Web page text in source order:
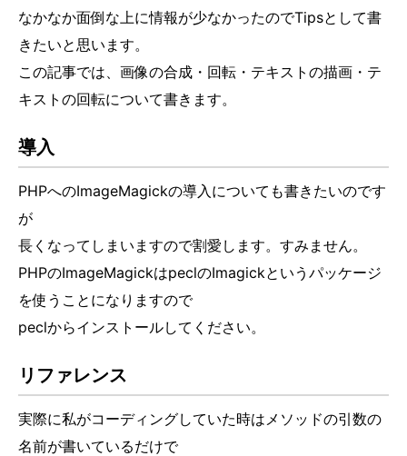
なかなか面倒な上に情報が少なかったのでTipsとして書
きたいと思います。
この記事では、画像の合成・回転・テキストの描画・テ
キストの回転について書きます。
導入
PHPへのImageMagickの導入についても書きたいのです
が
長くなってしまいますので割愛します。すみません。
PHPのImageMagickはpeclのImagickというパッケージ
を使うことになりますので
peclからインストールしてください。
リファレンス
実際に私がコーディングしていた時はメソッドの引数の
名前が書いているだけで